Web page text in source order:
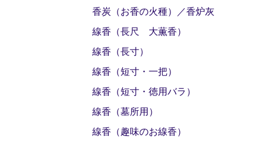
香炭（お香の火種）／香炉灰
線香（長尺 大薫香）
線香（長寸）
線香（短寸・一把）
線香（短寸・徳用バラ）
線香（墓所用）
線香（趣味のお線香）